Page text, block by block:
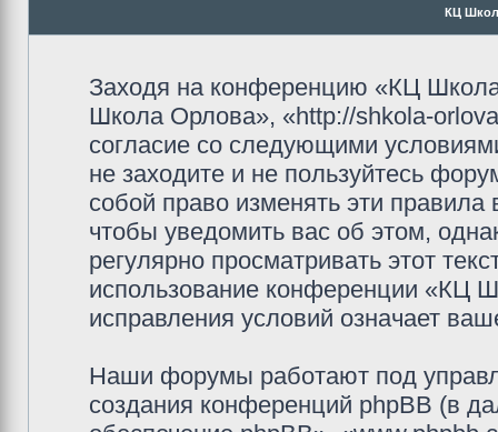
КЦ
Заходя на конференцию «КЦ
Школа Орлова», «http://shkola-
согласие со следующими
не заходите и не пользуйтесь
собой право изменять эти
чтобы уведомить вас об этом,
регулярно просматривать этот
использование конференции «КЦ
исправления условий означает
Наши форумы работают под
создания конференций phpBB (в